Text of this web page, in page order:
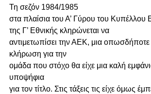
Τη σεζόν 1984/1985
στα πλαίσια του Α’ Γύρου του Κυπέλλου
της Γ’ Εθνικής κληρώνεται να
αντιμετωπίσει την ΑΕΚ, μια
κλήρωση για την
ομάδα που στόχο θα είχε μια καλή
υποψήφια
για τον τίτλο. Στις τάξεις τις είχε όμως